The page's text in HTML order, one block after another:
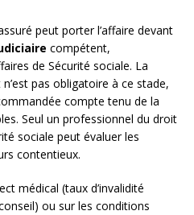
peut porter l’affaire devant
compétent,
de Sécurité sociale. La
pas obligatoire à ce stade,
compte tenu de la
Seul un professionnel du droit
sociale peut évaluer les
contentieux.
médical (taux d’invalidité
ou sur les conditions